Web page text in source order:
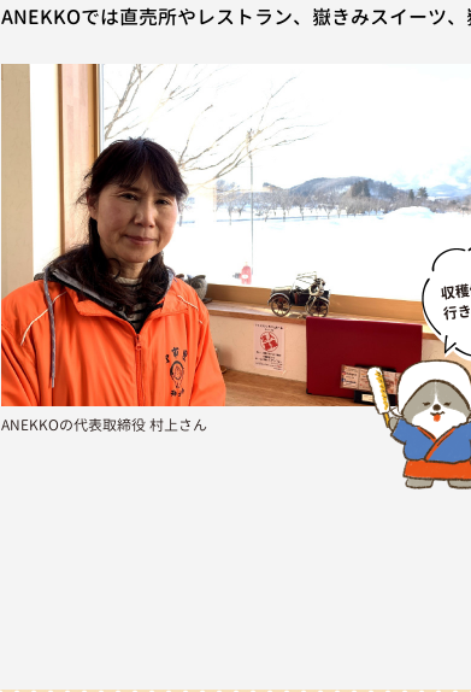
ANEKKOでは直売所やレストラン、嶽きみスイーツ
ANEKKOの代表取締役 村上さん